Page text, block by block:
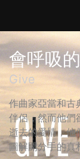
會呼吸
Give
作曲家亞當和古
伴侶，然而他們
逝去的愛情，他
圖解開分手的真